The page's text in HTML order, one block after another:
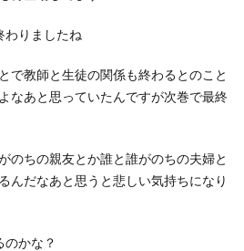
わりましたね
で教師と生徒の関係も終わるとのこと
なあと思っていたんですが次巻で最終
のちの親友とか誰と誰がのちの夫婦と
んだなあと思うと悲しい気持ちになり
のかな？